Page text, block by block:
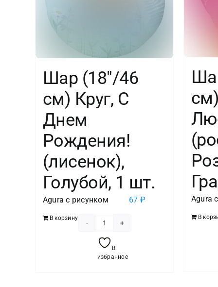
Шар (18″/46
см) Круг, С
Днем
Рождения!
(лисенок),
Голубой, 1 шт.
Agura с рисунком 67 ₽
В корзину
товара
Шар
В
избранное
Agura
В